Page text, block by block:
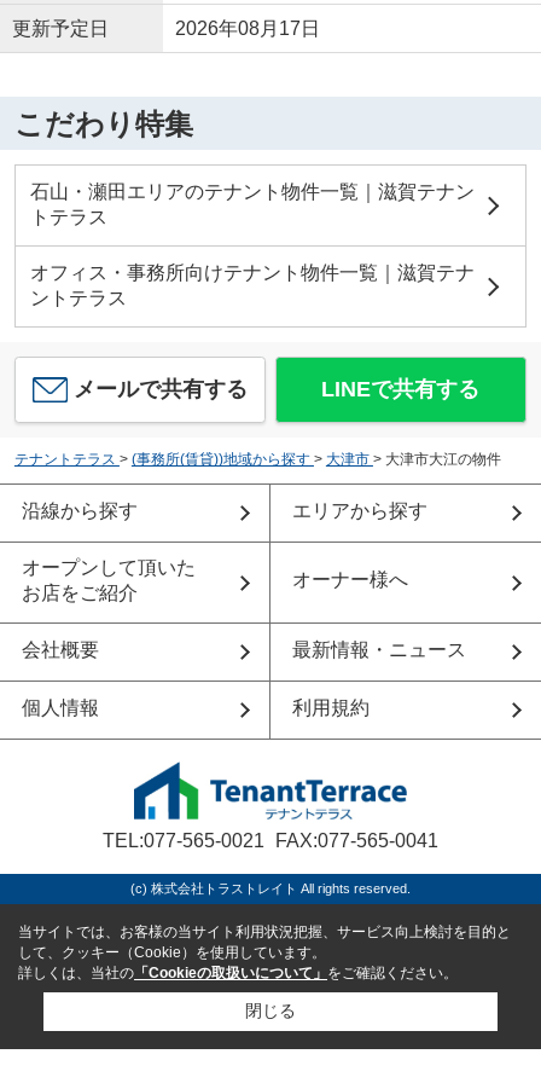
更新予定日 2026年08月17日
こだわり特集
石山・瀬田エリアのテナント物件一覧｜滋賀テナン
トテラス
オフィス・事務所向けテナント物件一覧｜滋賀テナ
ントテラス
メールで共有する LINEで共有する
テナントテラス > (事務所(賃貸))地域から探す > 大津市 > 大津市大江の物件
沿線から探す エリアから探す
オープンして頂いた
お店をご紹介
オーナー様へ
会社概要 最新情報・ニュース
個人情報 利用規約
TEL:077-565-0021 FAX:077-565-0041
(c) 株式会社トラストレイト All rights reserved.
当サイトでは、お客様の当サイト利用状況把握、サービス向上検討を目的と
して、クッキー（Cookie）を使用しています。
詳しくは、当社の 「Cookieの取扱いについて」 をご確認ください。
閉じる